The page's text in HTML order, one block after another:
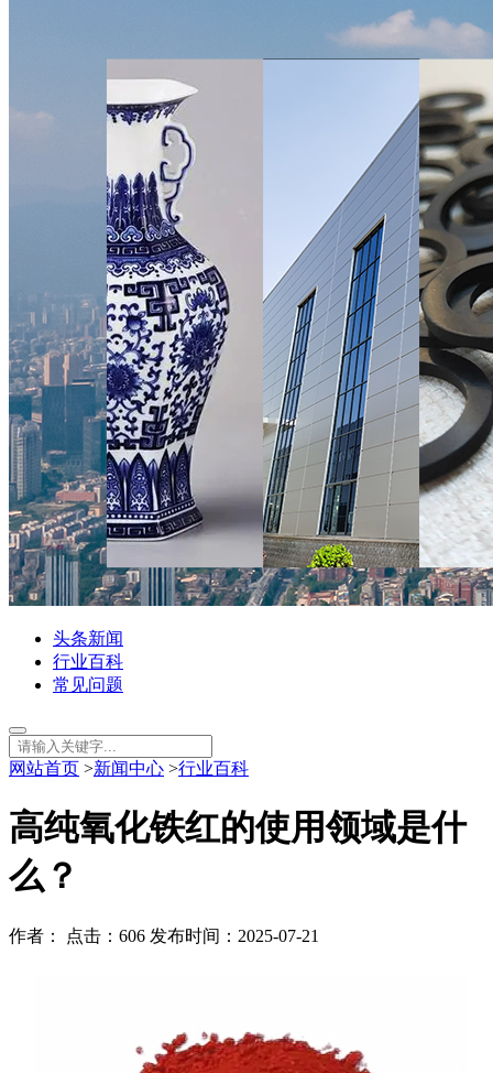
头条新闻
行业百科
常见问题
网站首页 >新闻中心 >行业百科
高纯氧化铁红的使用领域是什
么？
作者： 点击：606 发布时间：2025-07-21